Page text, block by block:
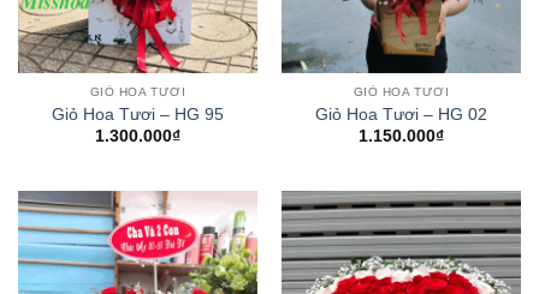
GIỎ HOA TƯƠI
Giỏ Hoa Tươi – HG 95
1.300.000₫
GIỎ HOA TƯƠI
Giỏ Hoa Tươi – HG 02
1.150.000₫